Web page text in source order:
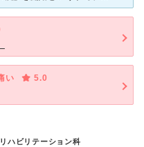
い
5.0
ハビリテーション科